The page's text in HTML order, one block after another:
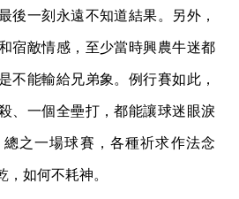
後一刻永遠不知道結果。另外，
宿敵情感，至少當時興農牛迷都
不能輸給兄弟象。例行賽如此，
、一個全壘打，都能讓球迷眼淚
之一場球賽，各種祈求作法念
，如何不耗神。